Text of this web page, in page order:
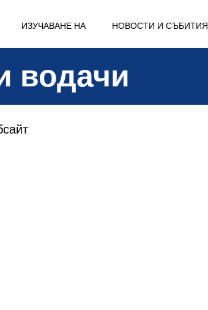
ИЗУЧАВАНЕ НА НОВОСТИ И СЪБИТИЯ
водачи